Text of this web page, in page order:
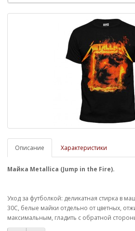
Описание Характеристики
Майка Metallica (Jump in the Fire).
Уход за футболкой: деликатная стирка в
30С, белые майки отдельно от цветных,
максимальным, гладить с обратной